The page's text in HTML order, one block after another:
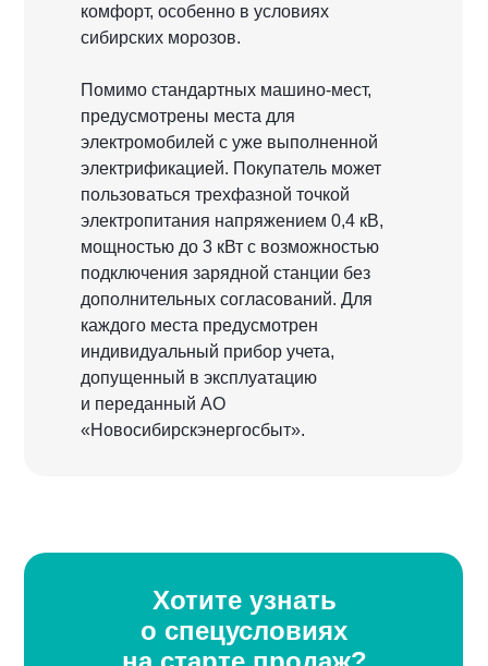
комфорт, особенно в условиях
сибирских морозов.
Помимо стандартных машино-мест,
предусмотрены места для
электромобилей с уже выполненной
электрификацией. Покупатель может
пользоваться трехфазной точкой
электропитания напряжением 0,4 кВ,
мощностью до 3 кВт с возможностью
подключения зарядной станции без
дополнительных согласований. Для
каждого места предусмотрен
индивидуальный прибор учета,
допущенный в эксплуатацию
и переданный АО
«Новосибирскэнергосбыт».
Хотите узнать
о спецусловиях